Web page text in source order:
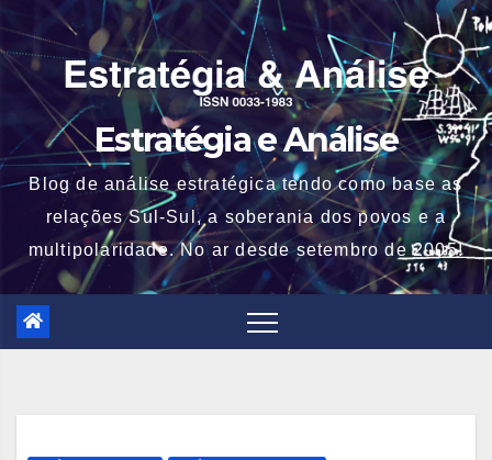
to
content
Estratégia e Análise
Blog de análise estratégica tendo como base as
relações Sul-Sul, a soberania dos povos e a
multipolaridade. No ar desde setembro de 2005!